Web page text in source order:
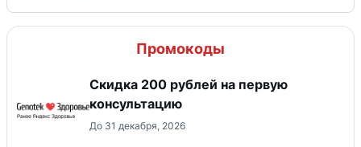
Промокоды
Скидка 200 рублей на первую
консультацию
До 31 декабря, 2026